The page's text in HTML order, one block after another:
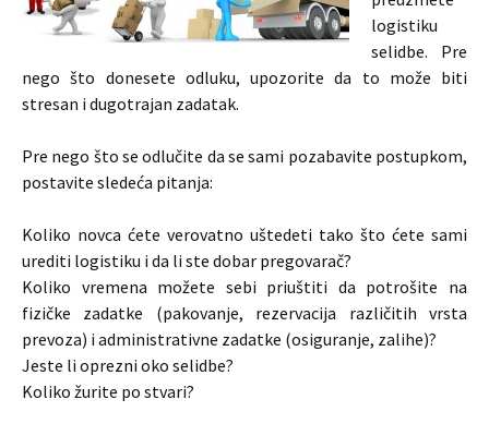
logistiku
selidbe. Pre
nego što donesete odluku, upozorite da to može biti
stresan i dugotrajan zadatak.
Pre nego što se odlučite da se sami pozabavite postupkom,
postavite sledeća pitanja:
Koliko novca ćete verovatno uštedeti tako što ćete sami
urediti logistiku i da li ste dobar pregovarač?
Koliko vremena možete sebi priuštiti da potrošite na
fizičke zadatke (pakovanje, rezervacija različitih vrsta
prevoza) i administrativne zadatke (osiguranje, zalihe)?
Jeste li oprezni oko selidbe?
Koliko žurite po stvari?